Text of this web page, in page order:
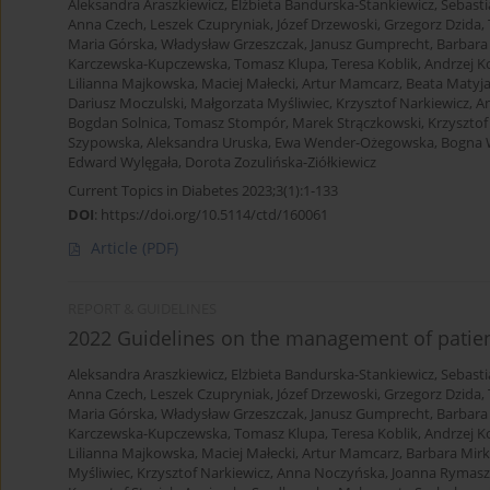
Aleksandra Araszkiewicz, Elżbieta Bandurska-Stankiewicz,
Anna Czech, Leszek Czupryniak, Józef Drzewoski, Grzegorz Dzida,
Maria Górska, Władysław Grzeszczak, Janusz Gumprecht,
Karczewska-Kupczewska, Tomasz Klupa, Teresa Koblik, Andrzej
Lilianna Majkowska, Maciej Małecki, Artur Mamcarz, Beata
Dariusz Moczulski, Małgorzata Myśliwiec, Krzysztof Narkiewicz,
Bogdan Solnica, Tomasz Stompór, Marek Strączkowski,
Szypowska, Aleksandra Uruska, Ewa Wender-Ożegowska, Bogna
Edward Wylęgała, Dorota Zozulińska-Ziółkiewicz
Current Topics in Diabetes 2023;3(1):1-133
DOI: https://doi.org/10.5114/ctd/160061
Article (PDF)
2022 Guidelines on the management of
Aleksandra Araszkiewicz, Elżbieta Bandurska-Stankiewicz,
Anna Czech, Leszek Czupryniak, Józef Drzewoski, Grzegorz Dzida,
Maria Górska, Władysław Grzeszczak, Janusz Gumprecht,
Karczewska-Kupczewska, Tomasz Klupa, Teresa Koblik, Andrzej
Lilianna Majkowska, Maciej Małecki, Artur Mamcarz, Barbara
Myśliwiec, Krzysztof Narkiewicz, Anna Noczyńska, Joanna